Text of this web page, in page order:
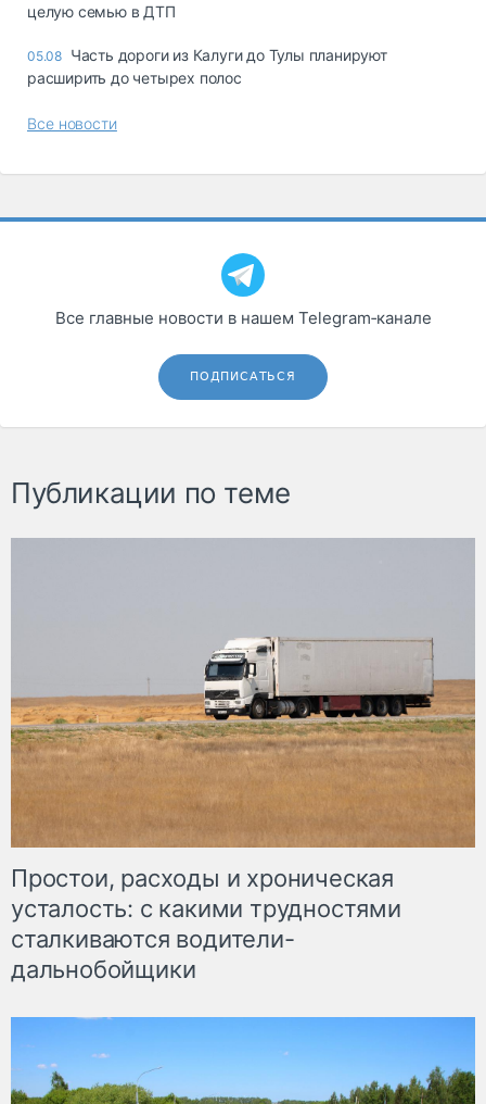
целую семью в ДТП
05.08 Часть дороги из Калуги до Тулы планируют
расширить до четырех полос
Все новости
Все главные новости в нашем Telegram‑канале
ПОДПИСАТЬСЯ
Публикации по теме
Простои, расходы и хроническая
усталость: с какими трудностями
сталкиваются водители-
дальнобойщики